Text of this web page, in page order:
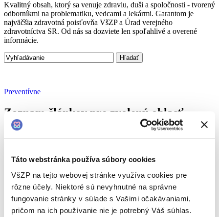
Táto webstránka používa súbory cookies
VšZP na tejto webovej stránke využíva cookies pre
rôzne účely. Niektoré sú nevyhnutné na správne
fungovanie stránky v súlade s Vašimi očakávaniami,
pričom na ich používanie nie je potrebný Váš súhlas.
Kvalitný obsah, ktorý sa venuje zdraviu, duši a spoločnosti - tvorený
odborníkmi na problematiku, vedcami a lekármi. Garantom je
najväčšia zdravotná poisťovňa VšZP a Úrad verejného
zdravotníctva SR. Od nás sa dozviete len spoľahlivé a overené
informácie.
Preventívne
Zoznam článkov pre zvolenú oblasť